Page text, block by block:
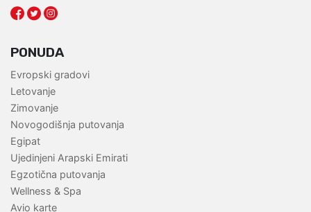
PONUDA
Evropski gradovi
Letovanje
Zimovanje
Novogodišnja putovanja
Egipat
Ujedinjeni Arapski Emirati
Egzotična putovanja
Wellness & Spa
Avio karte